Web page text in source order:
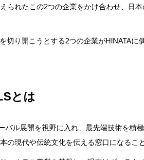
られたこの2つの企業をかけ合わせ、日
切り開こうとする2つの企業がHINATAに
とは
バル展開を視野に入れ、最先端技術を積
の現代や伝統文化を伝える窓口になるこ